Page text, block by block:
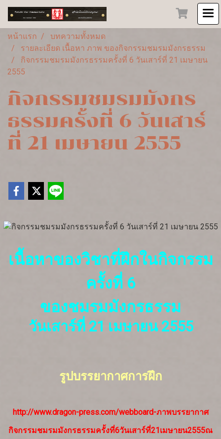
หน้าแรก
บทความทั้งหมด
รายละเอียด เนื้อหา ภาพ ของกิจกรรมชมรมมังกรธรรม
กิจกรรมชมรมมังกรธรรมครั้งที่ 6 วันเสาร์ที่ 21 เมษายน
2555
กิจกรรมชมรมมังกร
ธรรมครั้งที่ 6 วันเสาร์
ที่ 21 เมษายน 2555
เนื้อหาของวิชาที่ฝึกในกิจกรรม
ครั้งที่ 6
ของชมรมมังกรธรรม
วันเสาร์ที่ 21 เมษายน 2555
รูปบรรยากาศการฝึก
http://www.dragon-press.com/webboard-ภาพบรรยากาศ
กิจกรรมชมรมมังกรธรรมครั้งที่6วันเสาร์ที่21เมษายน2555ณ